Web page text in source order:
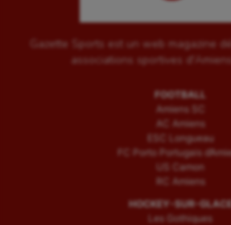
Gazette Sports est un web magazine
associations sportives
FOOTBALL
Amiens SC
AC Amiens
ESC Longueau
FC Porto Portugais
US Camon
RC Amiens
HOCKEY-SUR-GLACE
Les Gothiques